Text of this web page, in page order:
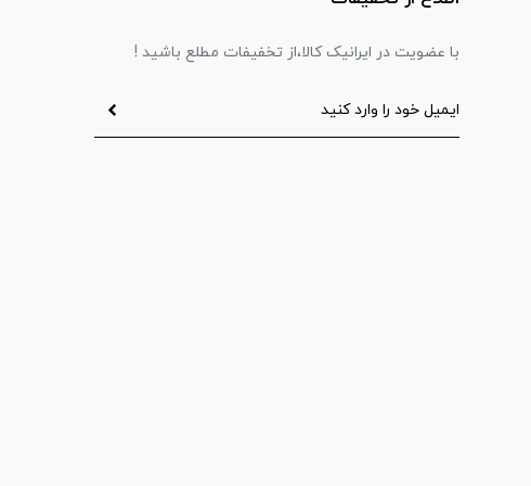
با عضویت در ایرانیک کالا،از تخفیفات مطلع باشید !